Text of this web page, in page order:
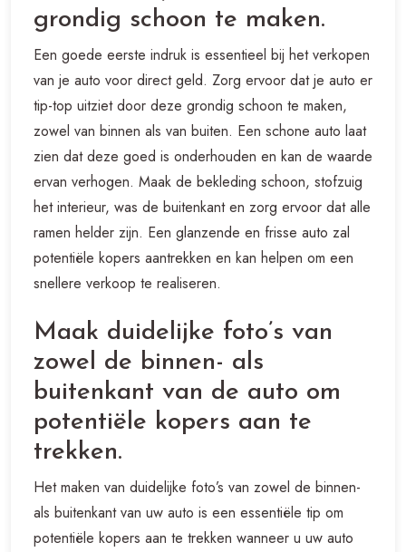
grondig schoon te maken.
Een goede eerste indruk is essentieel bij het verkopen
van je auto voor direct geld. Zorg ervoor dat je auto er
tip-top uitziet door deze grondig schoon te maken,
zowel van binnen als van buiten. Een schone auto laat
zien dat deze goed is onderhouden en kan de waarde
ervan verhogen. Maak de bekleding schoon, stofzuig
het interieur, was de buitenkant en zorg ervoor dat alle
ramen helder zijn. Een glanzende en frisse auto zal
potentiële kopers aantrekken en kan helpen om een
snellere verkoop te realiseren.
Maak duidelijke foto’s van
zowel de binnen- als
buitenkant van de auto om
potentiële kopers aan te
trekken.
Het maken van duidelijke foto’s van zowel de binnen-
als buitenkant van uw auto is een essentiële tip om
potentiële kopers aan te trekken wanneer u uw auto